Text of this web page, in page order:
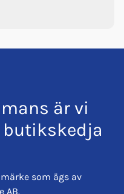
är vi
butikskedja
som ägs av
AB.